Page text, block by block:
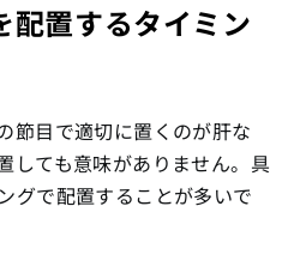
配置するタイミン
節目で適切に置くのが肝な
しても意味がありません。具
グで配置することが多いで